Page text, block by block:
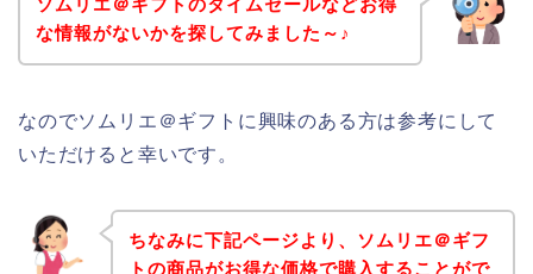
な情報がないかを探してみました～♪
なのでソムリエ＠ギフトに興味のある方は参考にして
いただけると幸いです。
ちなみに下記ページより、ソムリエ＠ギフ
トの商品がお得な価格で購入することがで